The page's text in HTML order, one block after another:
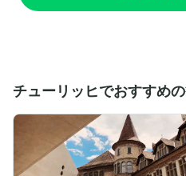
チューリッヒでおすすめ